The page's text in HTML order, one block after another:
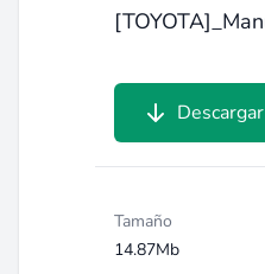
Descargar
Tamaño
14.87Mb